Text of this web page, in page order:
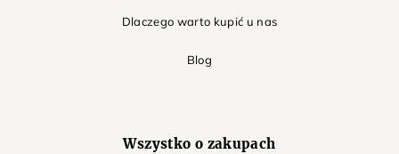
Dlaczego warto kupić u nas
Blog
Wszystko o zakupach